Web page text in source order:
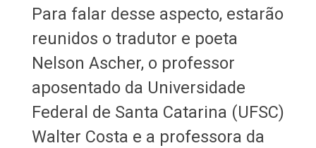
Para falar desse aspecto, estarão
reunidos o tradutor e poeta
Nelson Ascher, o professor
aposentado da Universidade
Federal de Santa Catarina (UFSC)
Walter Costa e a professora da